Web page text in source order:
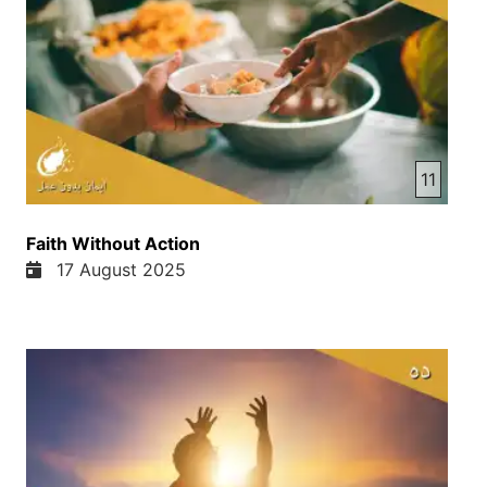
می خواندن حتی عهد عتیق هم که به یونانی ترجمه شده
بود یا سپتوجنت او را به زبان یونانی می خواندن در
کلیسا ولی مارتن لوتر گفت ای شما ضرورت نیست که
شما زبان یونانی یاد بگیرین تا کتاب مقدس را بخوانید
بلکه شما می تانید که کتاب مقدس را بر زبان خود که
بعد از چند سال به زبان انگلیسی و بعد اند به زبان آلمانی
ترجمه شد و ما خدا را شکر میکنیم که امروز به زبان
فارسی و دری هم کتاب مقدس را داریم ما میخوایم که
17 را بخوانم و شما را میگم که در این مورد صحبت
کنین در اینجا امی گفت را که مارتن لوتر دقیقا 500
مقدس از الهام خداست و برای تعلیم و سرزنش خطا و
اصلاح و پروارش ما در انجام کارهای درست مفید است
تا مرد خدا برای هر کار خوب کاملا اماده باشد شما در
این مورد بخصوص درس مارتن لوتر و امی آیت ها چی
نظر دارید؟ بله دقیقا شما اشاره کردید و انجیل مقدس را
11
Faith Without Action
17 August 2025